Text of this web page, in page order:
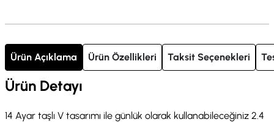
Ürün Açıklama Ürün Özellikleri Taksit Seçenekleri
Ürün Detayı
14 Ayar taşlı V tasarımı ile günlük olarak kullanabileceğiniz 2.4